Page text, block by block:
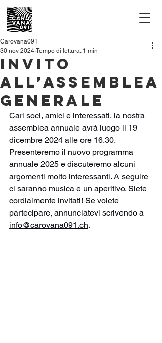
Invito
all’assemblea
generale
Carovana091
30 nov 2024 Tempo di lettura: 1 min
Cari soci, amici e interessati, la nostra
assemblea annuale avrà luogo il 19
dicembre 2024 alle ore 16.30.
Presenteremo il nuovo programma
annuale 2025 e discuteremo alcuni
argomenti molto interessanti. A seguire
ci saranno musica e un aperitivo. Siete
cordialmente invitati! Se volete
partecipare, annunciatevi scrivendo a
info@carovana091.ch.